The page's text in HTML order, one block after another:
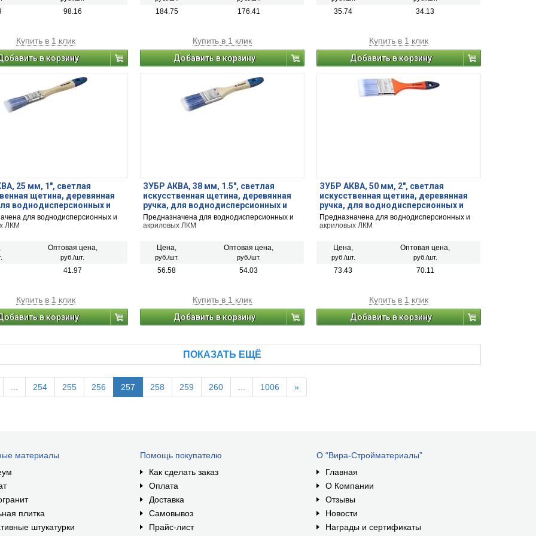
98.16
Купить в 1 клик
в корзину
184.75 176.41
Купить в 1 клик
Добавить в корзину
35.74 34.13
Купить в 1 клик
Добавить в корзину
25 мм, 1″, светлая
щетина, деревянная
воднодисперсионных и
ЛКМ, плоская кисть (4-
для воднодисперсионных и
ЛКМ
Оптовая цена,
руб./шт.
41.97
Купить в 1 клик
в корзину
ЗУБР АКВА, 38 мм, 1.5″, светлая
искусственная щетина, деревянная
ручка, для воднодисперсионных и
акриловых ЛКМ, плоская кисть (4-
01007-038)
Предназначена для воднодисперсионных и
акриловых ЛКМ
Цена,
руб./шт.
Оптовая цена,
руб./шт.
56.58 54.03
Купить в 1 клик
Добавить в корзину
ЗУБР АКВА, 50 мм, 2″, светлая
искусственная щетина, деревянная
ручка, для воднодисперсионных и
акриловых ЛКМ, плоская кисть (4-
01007-050)
Предназначена для воднодисперсионных и
акриловых ЛКМ
Цена,
руб./шт.
Оптовая цена,
руб./шт.
73.43 70.11
Купить в 1 клик
Добавить в корзину
ПОКАЗАТЬ ЕЩЁ
254 255 256 257 258 259 260 1006 »
материалы
плитка
штукатурки
Помощь покупателю
Как сделать заказ
Оплата
Доставка
Самовывоз
Прайс-лист
О “Вира-Стройматериалы”
Главная
О Компании
Отзывы
Новости
Награды и сертификаты